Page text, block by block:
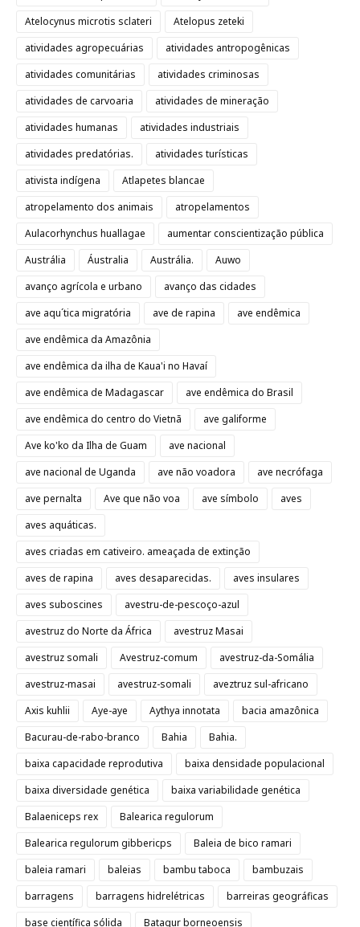
Atelocynus microtis sclateri
Atelopus zeteki
atividades agropecuárias
atividades antropogênicas
atividades comunitárias
atividades criminosas
atividades de carvoaria
atividades de mineração
atividades humanas
atividades industriais
atividades predatórias.
atividades turísticas
ativista indígena
Atlapetes blancae
atropelamento dos animais
atropelamentos
Aulacorhynchus huallagae
aumentar conscientização pública
Austrália
Áustralia Austrália.
Auwo
avanço agrícola e urbano
avanço das cidades
ave aqu´tica migratória
ave de rapina
ave endêmica
ave endêmica da Amazônia
ave endêmica da ilha de Kaua'i no Havaí
ave endêmica de Madagascar
ave endêmica do Brasil
ave endêmica do centro do Vietnã
ave galiforme
Ave ko'ko da Ilha de Guam
ave nacional
ave nacional de Uganda
ave não voadora
ave necrófaga
ave pernalta
Ave que não voa ave símbolo
aves
aves aquáticas.
aves criadas em cativeiro. ameaçada de extinção
aves de rapina
aves desaparecidas.
aves insulares
aves suboscines
avestru-de-pescoço-azul
avestruz do Norte da África
avestruz Masai
avestruz somali
Avestruz-comum
avestruz-da-Somália
avestruz-masai
avestruz-somali
aveztruz sul-africano
Axis kuhlii
Aye-aye Aythya innotata
bacia amazônica
Bacurau-de-rabo-branco
Bahia
Bahia.
baixa capacidade reprodutiva
baixa densidade populacional
baixa diversidade genética
baixa variabilidade genética
Balaeniceps rex
Balearica regulorum
Balearica regulorum gibbericps
Baleia de bico ramari
baleia ramari
baleias bambu taboca
bambuzais
barragens
barragens hidrelétricas
barreiras geográficas
base científica sólida
Batagur borneoensis